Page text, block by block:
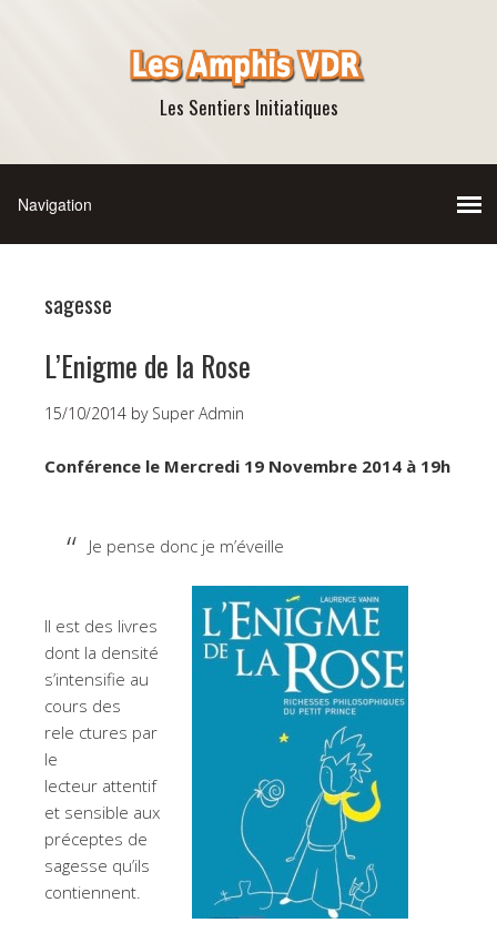
Les Sentiers Initiatiques
sagesse
L’Enigme de la Rose
15/10/2014 by Super Admin
Conférence le Mercredi 19 Novembre 2014 à 19h
Je pense donc je m’éveille
Il est des livres
dont la densité
s’intensifie au
cours des
rele ctures par
le
lecteur attentif
et sensible aux
préceptes de
sagesse qu’ils
contiennent.